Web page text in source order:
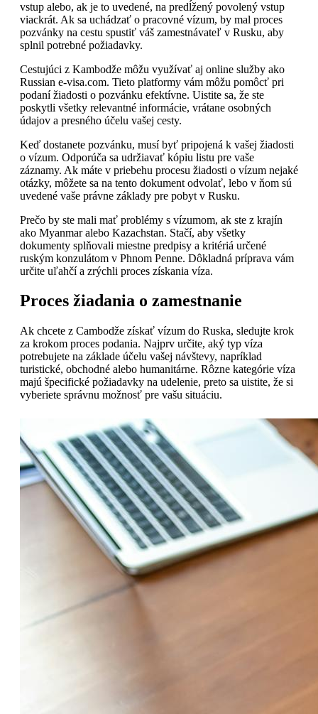
vstup alebo, ak je to uvedené, na predĺžený povolený vstup
viackrát. Ak sa uchádzať o pracovné vízum, by mal proces
pozvánky na cestu spustiť váš zamestnávateľ v Rusku, aby
splnil potrebné požiadavky.
Cestujúci z Kambodže môžu využívať aj online služby ako
Russian e-visa.com. Tieto platformy vám môžu pomôcť pri
podaní žiadosti o pozvánku efektívne. Uistite sa, že ste
poskytli všetky relevantné informácie, vrátane osobných
údajov a presného účelu vašej cesty.
Keď dostanete pozvánku, musí byť pripojená k vašej žiadosti
o vízum. Odporúča sa udržiavať kópiu listu pre vaše
záznamy. Ak máte v priebehu procesu žiadosti o vízum nejaké
otázky, môžete sa na tento dokument odvolať, lebo v ňom sú
uvedené vaše právne základy pre pobyt v Rusku.
Prečo by ste mali mať problémy s vízumom, ak ste z krajín
ako Myanmar alebo Kazachstan. Stačí, aby všetky
dokumenty splňovali miestne predpisy a kritériá určené
ruským konzulátom v Phnom Penne. Dôkladná príprava vám
určite uľahčí a zrýchli proces získania víza.
Proces žiadania o zamestnanie
Ak chcete z Cambodže získať vízum do Ruska, sledujte krok
za krokom proces podania. Najprv určite, aký typ víza
potrebujete na základe účelu vašej návštevy, napríklad
turistické, obchodné alebo humanitárne. Rôzne kategórie víza
majú špecifické požiadavky na udelenie, preto sa uistite, že si
vyberiete správnu možnosť pre vašu situáciu.